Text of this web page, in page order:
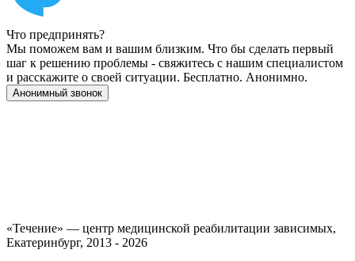
Что предпринять?
Мы поможем вам и вашим близким. Что бы сделать первый
шаг к решению проблемы - свяжитесь с нашим специалистом
и расскажите о своей ситуации. Бесплатно. Анонимно.
Анонимный звонок
«Течение» — центр медицинской реабилитации зависимых,
Екатеринбург, 2013 - 2026